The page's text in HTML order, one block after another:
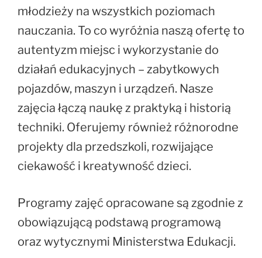
młodzieży na wszystkich poziomach
nauczania. To co wyróżnia naszą ofertę to
autentyzm miejsc i wykorzystanie do
działań edukacyjnych – zabytkowych
pojazdów, maszyn i urządzeń. Nasze
zajęcia łączą naukę z praktyką i historią
techniki. Oferujemy również różnorodne
projekty dla przedszkoli, rozwijające
ciekawość i kreatywność dzieci.
Programy zajęć opracowane są zgodnie z
obowiązującą podstawą programową
oraz wytycznymi Ministerstwa Edukacji.